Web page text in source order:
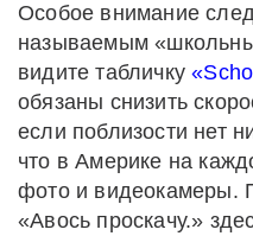
Особое внимание
называемым
видите табличку
обязаны снизить
если поблизости нет
что в Америке на
фото и видеокамеры.
«Авось проскачу.»